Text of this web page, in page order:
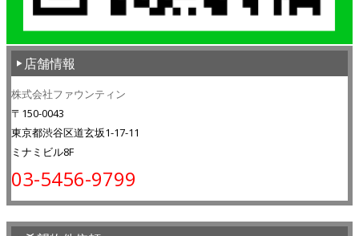
店舗情報
株式会社ファウンティン
〒150-0043
東京都渋谷区道玄坂1-17-11
ミナミビル8F
03-5456-9799